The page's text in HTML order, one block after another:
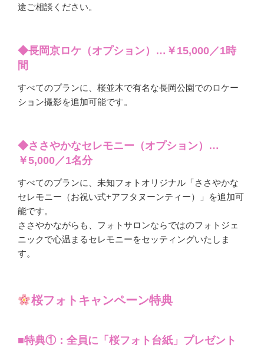
途ご相談ください。
◆長岡京ロケ（オプション）…￥15,000／1時
間
すべてのプランに、桜並木で有名な長岡公園でのロケー
ション撮影を追加可能です。
◆ささやかなセレモニー（オプション）…
￥5,000／1名分
すべてのプランに、未知フォトオリジナル「ささやかな
セレモニー（お祝い式+アフタヌーンティー）」を追加可
能です。
ささやかながらも、フォトサロンならではのフォトジェ
ニックで心温まるセレモニーをセッティングいたしま
す。
桜フォトキャンペーン特典
■特典①：全員に「桜フォト台紙」プレゼント